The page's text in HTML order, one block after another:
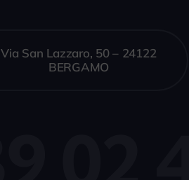
Via San Lazzaro, 50 – 24122
BERGAMO